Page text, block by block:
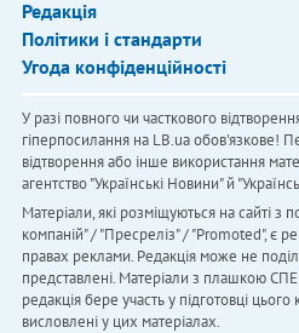
Редакція
Політики і стандарти
Угода конфіденційності
У разі повного чи часткового
гіперпосилання на LB.ua обов'язкове!
відтворення або інше використання
агентство "Українськi Новини" й
Матеріали, які розміщуються на сайті
компаній" / "Пресреліз" / "Promoted", є
правах реклами. Редакція може не
представлені. Матеріали з плашкою
редакція бере участь у підготовці цього
висловлені у цих матеріалах.